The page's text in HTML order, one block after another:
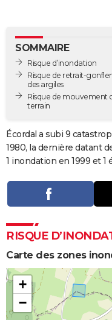
GUIDES D'ACHAT
BONS PLANS
CARTE DE VOEUX
Carte de Noël
Carte Bonne année
Carte Saint-Valentin
Carte Pâques
Carte d'anniversaire
Dictionnaire
Biographies
Citations
Expressions
Proverbes
PROGRAMME TV
COPAINS D'AVANT
S'inscrire
Se connecter
Lycées
Collèges
Primaires
Universités
Entreprises
Service militaire
Avis de recherche
AVIS DE DÉCÈS
Bricolage
Lifestyle
Culture
Sport
Auto
Television
Voyage
Cinema
SOMMAIRE
Risque d’inondation
Risque de retrait-
des argiles
Risque de mouvement
terrain
Écordal a subi 9
1980, la dernière datant
1 inondation en 1999 et
RISQUE
Carte des zones
+
−